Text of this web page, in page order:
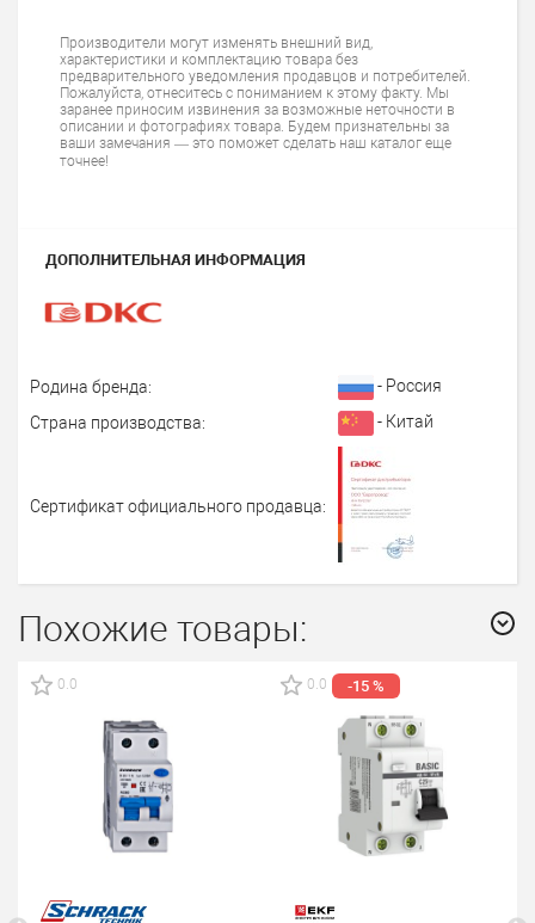
Производители могут изменять внешний вид,
характеристики и комплектацию товара без
предварительного уведомления продавцов и потребителей.
Пожалуйста, отнеситесь с пониманием к этому факту. Мы
заранее приносим извинения за возможные неточности в
описании и фотографиях товара. Будем признательны за
ваши замечания — это поможет сделать наш каталог еще
точнее!
ДОПОЛНИТЕЛЬНАЯ ИНФОРМАЦИЯ
Родина бренда:
- Россия
Страна производства:
- Китай
Сертификат официального продавца:
Похожие товары:
0.0 0.0 -15 %